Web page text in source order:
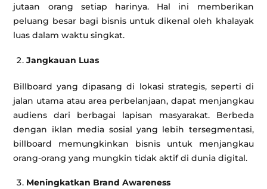
jutaan orang setiap harinya. Hal ini memberikan
peluang besar bagi bisnis untuk dikenal oleh khalayak
luas dalam waktu singkat.
Jangkauan Luas
Billboard yang dipasang di lokasi strategis, seperti di
jalan utama atau area perbelanjaan, dapat menjangkau
audiens dari berbagai lapisan masyarakat. Berbeda
dengan iklan media sosial yang lebih tersegmentasi,
billboard memungkinkan bisnis untuk menjangkau
orang-orang yang mungkin tidak aktif di dunia digital.
Meningkatkan Brand Awareness